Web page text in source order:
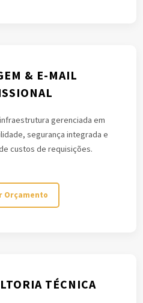
& E-MAIL
gerenciada em
segurança integrada e
custos de requisições.
Orçamento
TÉCNICA